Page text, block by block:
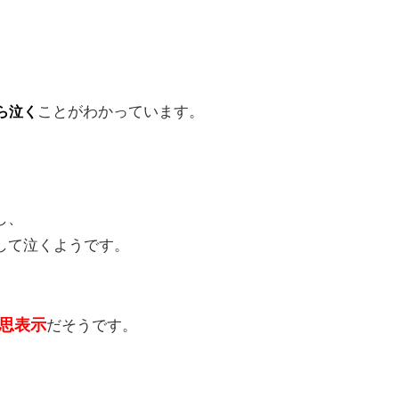
泣く ことがわかっています。
泣くようです。
表示だそうです。